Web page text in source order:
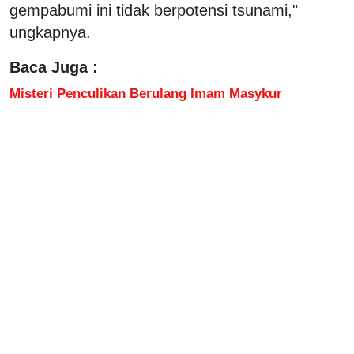
gempabumi ini tidak berpotensi tsunami,"
ungkapnya.
Baca Juga :
Misteri Penculikan Berulang Imam Masykur